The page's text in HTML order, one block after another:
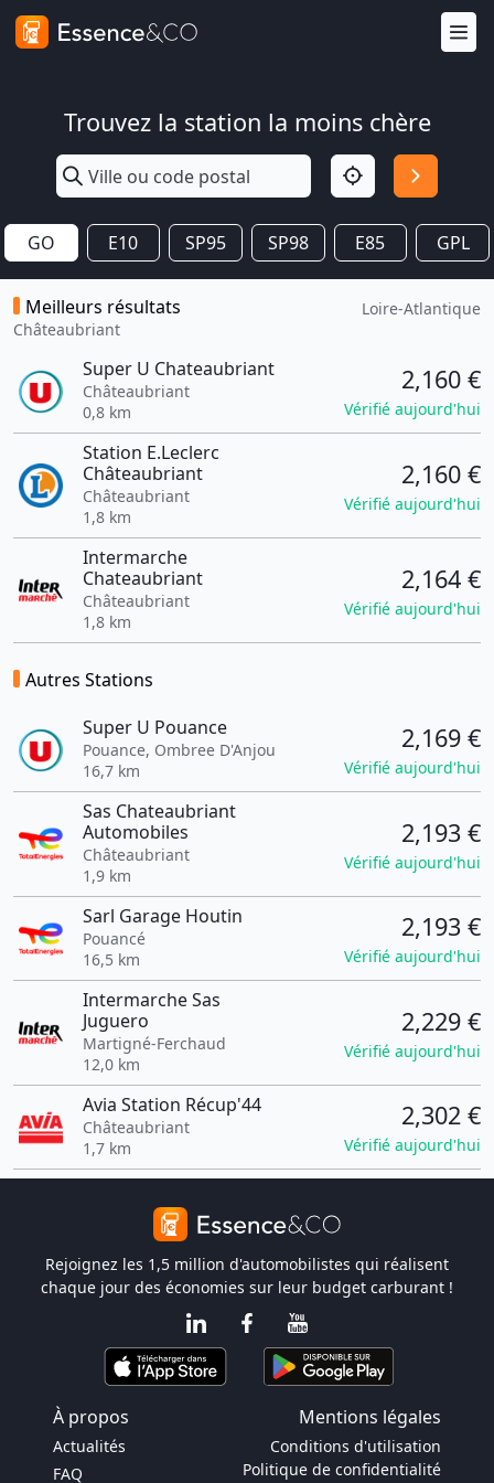
Trouvez la station la moins chère
GO E10 SP95 SP98 E85 GPL
Meilleurs résultats
Châteaubriant
Loire-Atlantique
Super U Chateaubriant
Châteaubriant
0,8 km
2,160 €
Vérifié aujourd'hui
Station E.Leclerc
Châteaubriant
Châteaubriant
1,8 km
2,160 €
Vérifié aujourd'hui
Intermarche
Chateaubriant
Châteaubriant
1,8 km
2,164 €
Vérifié aujourd'hui
Autres Stations
Super U Pouance
Pouance, Ombree D'Anjou
16,7 km
2,169 €
Vérifié aujourd'hui
Sas Chateaubriant
Automobiles
Châteaubriant
1,9 km
2,193 €
Vérifié aujourd'hui
Sarl Garage Houtin
Pouancé
16,5 km
2,193 €
Vérifié aujourd'hui
Intermarche Sas
Juguero
Martigné-Ferchaud
12,0 km
2,229 €
Vérifié aujourd'hui
Avia Station Récup'44
Châteaubriant
1,7 km
2,302 €
Vérifié aujourd'hui
Rejoignez les 1,5 million d'automobilistes qui réalisent
chaque jour des économies sur leur budget carburant !
À propos Mentions légales
Actualités
FAQ
Conditions d'utilisation
Politique de confidentialité